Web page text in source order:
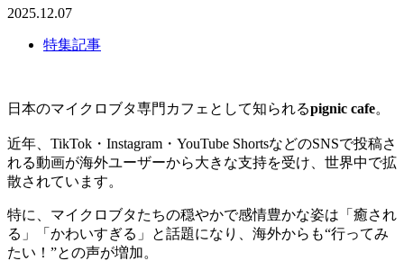
2025.12.07
特集記事
日本のマイクロブタ専門カフェとして知られるpignic cafe。
近年、TikTok・Instagram・YouTube ShortsなどのSNSで投稿さ
れる動画が海外ユーザーから大きな支持を受け、世界中で拡
散されています。
特に、マイクロブタたちの穏やかで感情豊かな姿は「癒され
る」「かわいすぎる」と話題になり、海外からも“行ってみ
たい！”との声が増加。